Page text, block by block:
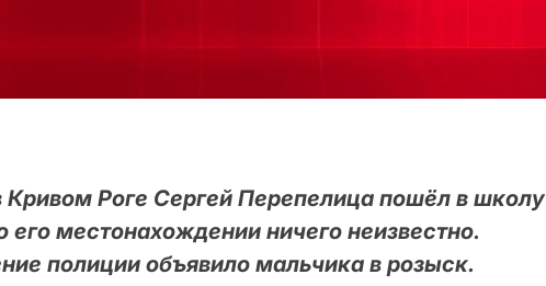
Кривом Роге Сергей Перепелица пошёл в школу
его местонахождении ничего неизвестно.
полиции объявило мальчика в розыск.